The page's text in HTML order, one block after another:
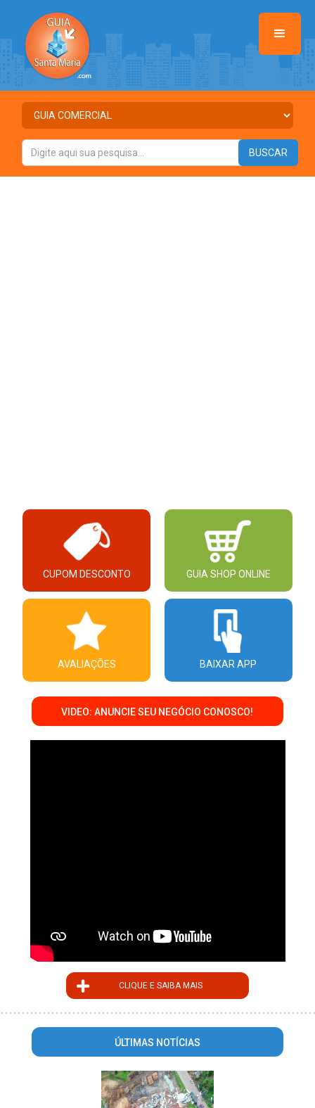
CUPOM DESCONTO GUIA SHOP ONLINE
AVALIAÇÕES BAIXAR APP
VIDEO: ANUNCIE SEU NEGÓCIO CONOSCO!
CLIQUE E SAIBA MAIS
ÚLTIMAS NOTÍCIAS